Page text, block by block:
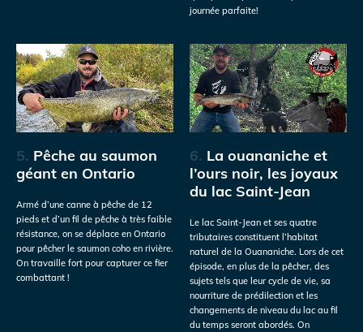
journée parfaite!
5. Pêche au saumon
géant en Ontario
Armé d’une canne à pêche de 12
pieds et d’un fil de pêche à très faible
résistance, on se déplace en Ontario
pour pêcher le saumon coho en rivière.
On travaille fort pour capturer ce fier
combattant !
6. La ouananiche et
l’ours noir, les joyaux
du lac Saint-Jean
Le lac Saint-Jean et ses quatre
tributaires constituent l’habitat
naturel de la Ouananiche. Lors de cet
épisode, en plus de la pêcher, des
sujets tels que leur cycle de vie, sa
nourriture de prédilection et les
changements de niveau du lac au fil
du temps seront abordés. On